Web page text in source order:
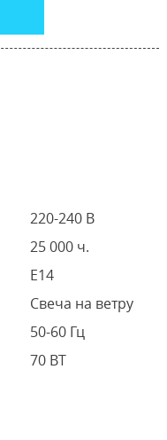
220-240 В
25 000 ч.
E14
Свеча на ветру
50-60 Гц
70 ВТ